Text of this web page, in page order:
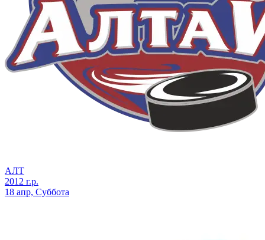
АЛТ
2012 г.р.
18 апр, Суббота